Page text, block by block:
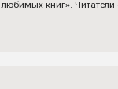
книг».